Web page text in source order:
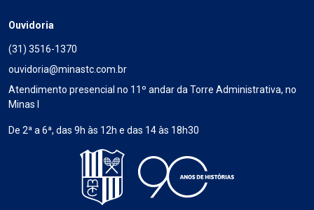
Ouvidoria
(31) 3516-1370
ouvidoria@minastc.com.br
Atendimento presencial no 11º andar da Torre Administrativa, no
Minas I
De 2ª a 6ª, das 9h às 12h e das 14 às 18h30